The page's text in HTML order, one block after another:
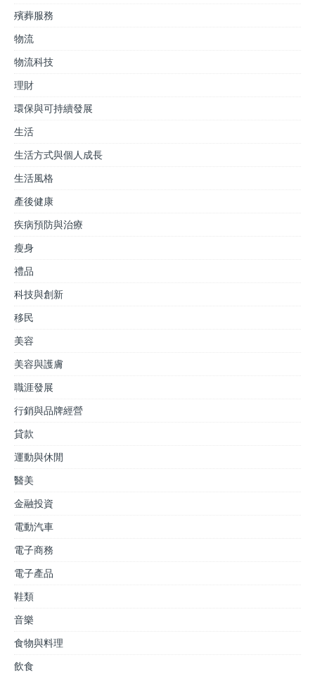
殯葬服務
物流
物流科技
理財
環保與可持續發展
生活
生活方式與個人成長
生活風格
產後健康
疾病預防與治療
瘦身
禮品
科技與創新
移民
美容
美容與護膚
職涯發展
行銷與品牌經營
貸款
運動與休閒
醫美
金融投資
電動汽車
電子商務
電子產品
鞋類
音樂
食物與料理
飲食